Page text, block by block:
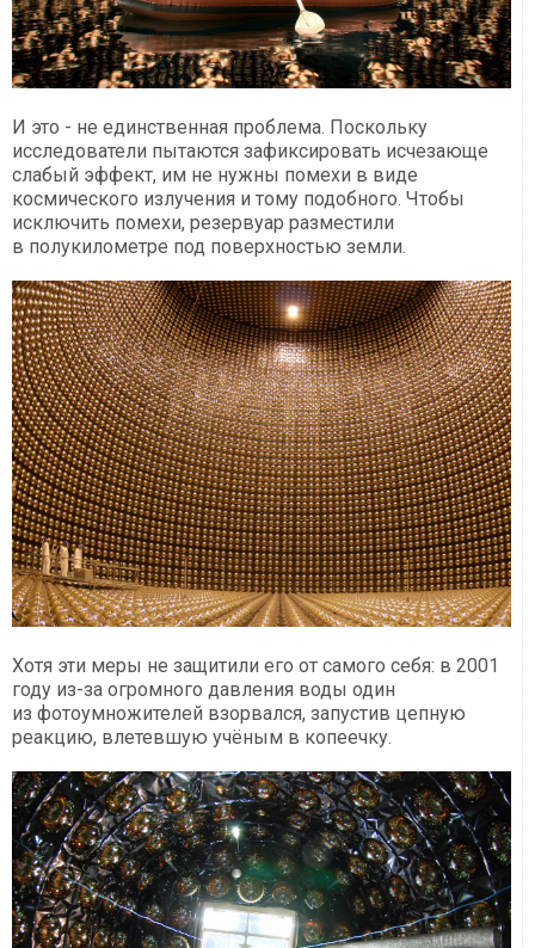
И это - не единственная проблема. Поскольку
исследователи пытаются зафиксировать исчезающе
слабый эффект, им не нужны помехи в виде
космического излучения и тому подобного. Чтобы
исключить помехи, резервуар разместили
в полукилометре под поверхностью земли.
Хотя эти меры не защитили его от самого себя: в 2001
году из-за огромного давления воды один
из фотоумножителей взорвался, запустив цепную
реакцию, влетевшую учёным в копеечку.